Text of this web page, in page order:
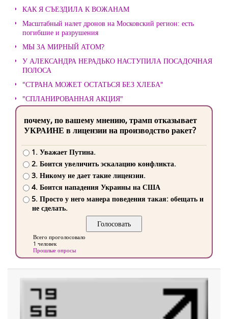
КАК Я СЪЕЗДИЛА К ВОЖАНАМ
Масштабный налет дронов на Московский регион: есть
погибшие и разрушения
МЫ ЗА МИРНЫЙ АТОМ?
У АЛЕКСАНДРА НЕРАДЬКО НАСТУПИЛА ПОСАДОЧНАЯ
ПОЛОСА
"СТРАНА МОЖЕТ ОСТАТЬСЯ БЕЗ ХЛЕБА"
"СПЛАНИРОВАННАЯ АКЦИЯ"
почему, по вашему мнению, трамп отказывает
УКРАИНЕ в лицензии на производство ракет?
1. Уважает Путина.
2. Боится увеличить эскалацию конфликта.
3. Никому не дает такие лицензии.
4. Боится нападения Украины на США
5. Просто у него манера поведения такая: обещать и
не сделать.
Всего проголосовало
1 человек
Прошлые опросы